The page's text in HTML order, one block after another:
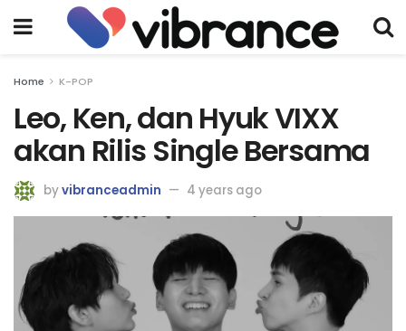
Home K-POP
Leo, Ken, dan Hyuk VIXX
akan Rilis Single Bersama
byvibranceadmin 4 years ago